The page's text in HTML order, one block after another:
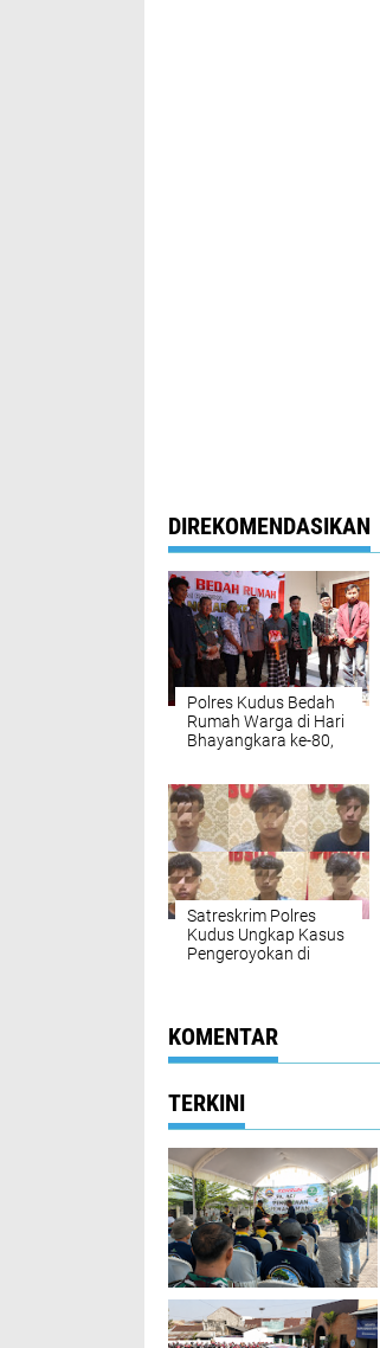
DIREKOMENDASIKAN
Polres Kudus Bedah
Rumah Warga di Hari
Bhayangkara ke-80,
Nyata
Satreskrim Polres
Kudus Ungkap Kasus
Pengeroyokan di
KOMENTAR
TERKINI